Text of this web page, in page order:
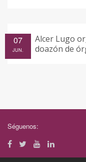
Alcer Lugo
doazón de
07
JUN.
Séguenos: